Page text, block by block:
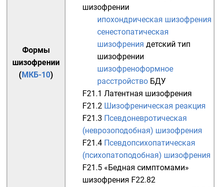
Формы
шизофрении
(МКБ-10)
шизофрении
ипохондрическая шизофрения
сенестопатическая
шизофрения детский тип
шизофрении
шизофреноформное
расстройство БДУ
F21.1 Латентная шизофрения
F21.2 Шизофреническая реакция
F21.3 Псевдоневротическая
(неврозоподобная) шизофрения
F21.4 Псевдопсихопатическая
(психопатоподобная) шизофрения
F21.5 «Бедная симптомами»
шизофрения F22.82